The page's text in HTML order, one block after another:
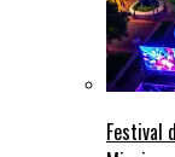
Festival